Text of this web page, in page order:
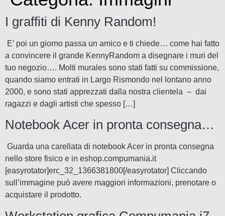
I graffiti di Kenny Random!
E’ poi un giorno passa un amico e ti chiede… come hai fatto
a convincere il grande KennyRandom a disegnare i muri del
tuo negozio…. Molti murales sono stati fatti su commissione,
quando siamo entrati in Largo Rismondo nel lontano anno
2000, e sono stati apprezzati dalla nostra clientela – dai
ragazzi e dagli artisti che spesso […]
Notebook Acer in pronta consegna…
Guarda una carellata di notebook Acer in pronta consegna
nello store fisico e in eshop.compumania.it
[easyrotator]erc_32_1366381800[/easyrotator] Cliccando
sull’immagine può avere maggiori informazioni, prenotare o
acquistare il prodotto.